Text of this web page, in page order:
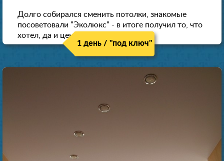
Долго собирался сменить потолки, знакомые
посоветовали "Эколюкс" - в итоге получил то, что
хотел, да и цена нормальная.
1 день / "под ключ"